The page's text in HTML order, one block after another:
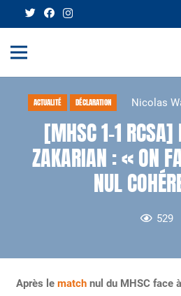
ACTUALITÉ DÉCLARATION Nicolas
[MHSC 1-1 RCSA]
ZAKARIAN : « ON
NUL
529
Après le matchnul du MHSC face